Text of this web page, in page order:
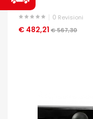
0 Revisioni
€ 482,21 € 567,30
OCCHIATA VELOCE